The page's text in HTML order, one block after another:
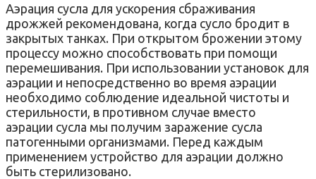
Аэрация сусла для ускорения сбраживания
дрожжей рекомендована, когда сусло бродит в
закрытых танках. При открытом брожении этому
процессу можно способствовать при помощи
перемешивания. При использовании установок для
аэрации и непосредственно во время аэрации
необходимо соблюдение идеальной чистоты и
стерильности, в противном случае вместо
аэрации сусла мы получим заражение сусла
патогенными организмами. Перед каждым
применением устройство для аэрации должно
быть стерилизовано.